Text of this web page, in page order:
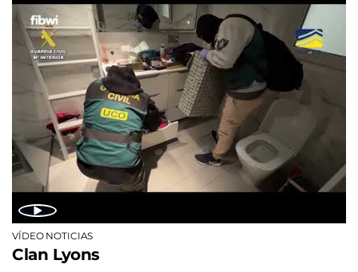
VÍDEO NOTICIAS
Clan Lyons